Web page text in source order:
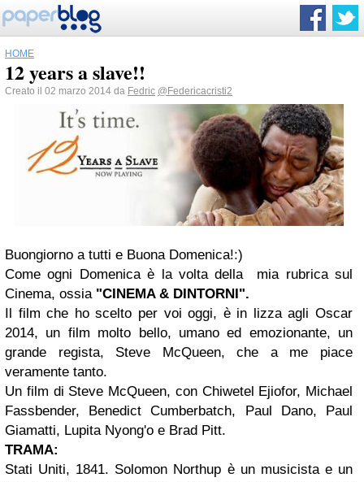
HOME
12 years a slave!!
Creato il 02 marzo 2014 da Fedric @Federicacristi2
Buongiorno a tutti e Buona Domenica!:)
Come ogni Domenica è la volta della mia rubrica sul
Cinema, ossia"CINEMA & DINTORNI".
Il film che ho scelto per voi oggi, è in lizza agli Oscar
2014, un film molto bello, umano ed emozionante, un
grande regista, Steve McQueen, che a me piace
veramente tanto.
Un film di Steve McQueen, con Chiwetel Ejiofor, Michael
Fassbender, Benedict Cumberbatch, Paul Dano, Paul
Giamatti, Lupita Nyong'o e Brad Pitt.
TRAMA:
Stati Uniti, 1841. Solomon Northup è un musicista e un